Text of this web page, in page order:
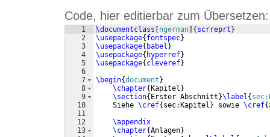
Code, hier editierbar zum Übersetzen:
1
2
3
4
5
6
7
8
9
10
11
12
13
\documentclass ngerman { scrreprt }
\usepackage{ fontspec}
\usepackage{ babel }
\usepackage{ hyperref}
\usepackage{ cleveref}
\begin{document }
\chapter{ Kapitel }
\section{ Erster Abschnitt }\label{
    Siehe
\cref{ sec:Kapitel } sowie \cref{
\appendix
\chapter{Anlagen}